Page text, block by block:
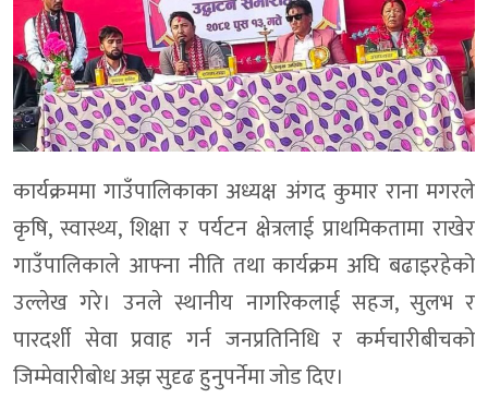
कार्यक्रममा गाउँपालिकाका अध्यक्ष अंगद कुमार राना मगरले
कृषि, स्वास्थ्य, शिक्षा र पर्यटन क्षेत्रलाई प्राथमिकतामा राखेर
गाउँपालिकाले आफ्ना नीति तथा कार्यक्रम अघि बढाइरहेको
उल्लेख गरे। उनले स्थानीय नागरिकलाई सहज, सुलभ र
पारदर्शी सेवा प्रवाह गर्न जनप्रतिनिधि र कर्मचारीबीचको
जिम्मेवारीबोध अझ सुदृढ हुनुपर्नेमा जोड दिए।